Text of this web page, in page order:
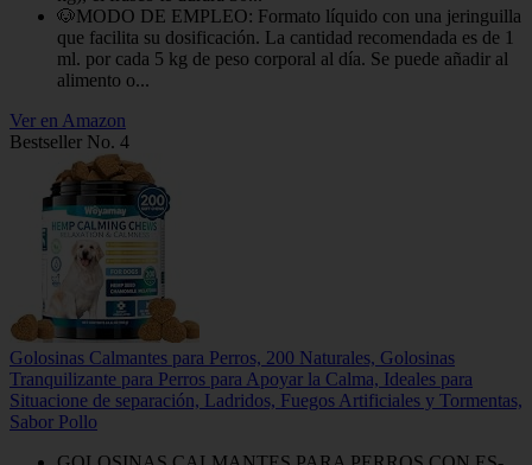
🐶MODO DE EMPLEO: Formato líquido con una jeringuilla
que facilita su dosificación. La cantidad recomendada es de 1
ml. por cada 5 kg de peso corporal al día. Se puede añadir al
alimento o...
Ver en Amazon
Bestseller No. 4
Golosinas Calmantes para Perros, 200 Naturales, Golosinas
Tranquilizante para Perros para Apoyar la Calma, Ideales para
Situacione de separación, Ladridos, Fuegos Artificiales y Tormentas,
Sabor Pollo